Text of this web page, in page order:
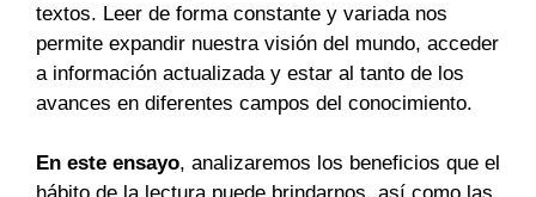
textos. Leer de forma constante y variada nos
permite expandir nuestra visión del mundo, acceder
a información actualizada y estar al tanto de los
avances en diferentes campos del conocimiento.
En este ensayo, analizaremos los beneficios que el